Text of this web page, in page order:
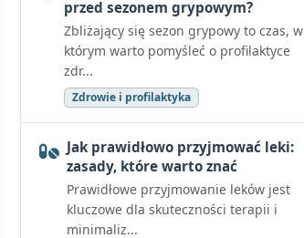
przed sezonem grypowym?
Zbliżający się sezon grypowy to czas, w
którym warto pomyśleć o profilaktyce
zdr...
Zdrowie i profilaktyka
Jak prawidłowo przyjmować leki:
zasady, które warto znać
Prawidłowe przyjmowanie leków jest
kluczowe dla skuteczności terapii i
minimaliz...